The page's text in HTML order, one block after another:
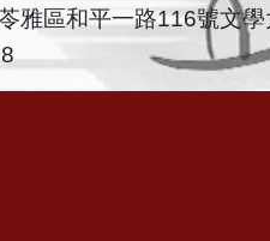
雅區和平一路116號文